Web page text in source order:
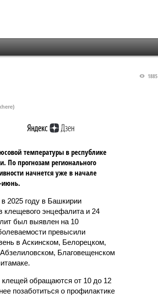
1885
температуры в республике
По прогнозам регионального
начнется уже в начале
2025 году в Башкирии
клещевого энцефалита и 24
был выявлен на 10
превысили
в Аскинском, Белорецком,
Благовещенском
обращаются от 10 до 12
позаботиться о профилактике